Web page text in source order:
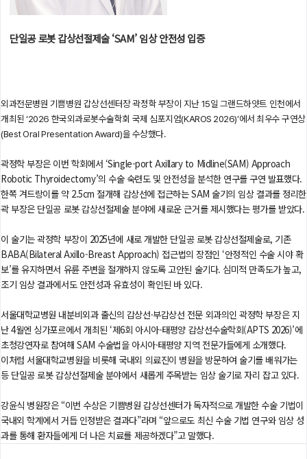
단일공 로봇 갑상선절제술 ‘SAM’ 임상 안전성 입증
외과전문병원 기쁨병원 갑상선센터장 곽정학 부장이 지난 15일 그랜드하얏트 인천에서
개최된 ‘2026 한국외과로봇수술학회 국제 심포지엄(KAROS 2026)’에서 최우수 구연상
(Best Oral Presentation Award)을 수상했다.
곽정학 부장은 이번 학회에서 ‘Single-port Axillary to Midline(SAM) Approach
Robotic Thyroidectomy’의 수술 숙련도 및 안전성을 분석한 연구를 구연 발표했다.
한쪽 겨드랑이를 약 2.5cm 절개해 갑상선에 접근하는 SAM 술기의 임상 결과를 정리한
곽 부장은 단일공 로봇 갑상선절제술 분야에 새로운 근거를 제시했다는 평가를 받았다.
이 술기는 곽정학 부장이 2025년에 새로 개발한 단일공 로봇 갑상선절제술로, 기존
BABA(Bilateral Axillo-Breast Approach) 접근법의 장점인 ‘안정적인 수술 시야 확
보’를 유지하면서 유륜 주변을 절개하지 않도록 고안된 술기다. 심미적 만족도가 높고,
조기 임상 결과에서도 안전성과 유효성이 확인된 바 있다.
서울대학교병원 내분비외과 출신의 갑상선·부갑상선 전문 외과의인 곽정학 부장은 지
난 4월엔 싱가포르에서 개최된 ‘제6회 아시아-태평양 갑상선수술학회(APTS 2026)’에
초청강연자로 참여해 SAM 수술법을 아시아·태평양 지역 전문가들에게 소개했다.
이처럼 서울대학교병원을 비롯해 국내외 의료진이 병원을 방문하여 술기를 배워가는
등 단일공 로봇 갑상선절제술 분야에서 새롭게 주목받는 임상 술기로 자리 잡고 있다.
강윤식 병원장은 “이번 수상은 기쁨병원 갑상선센터가 독자적으로 개발한 수술 기법이
국내외 학계에서 거듭 인정받은 결과다”라며 “앞으로도 최신 수술 기법 연구와 임상 성
과를 통해 환자들에게 더 나은 치료를 제공하겠다”고 말했다.